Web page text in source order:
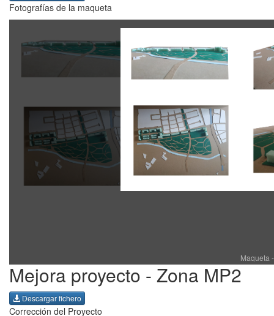
Fotografías de la maqueta
Maqueta
Mejora proyecto - Zona MP2
Descargar fichero
Corrección del Proyecto